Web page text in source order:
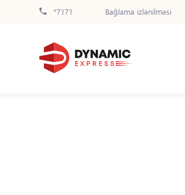
*7171 Bağlama izlənilməsi